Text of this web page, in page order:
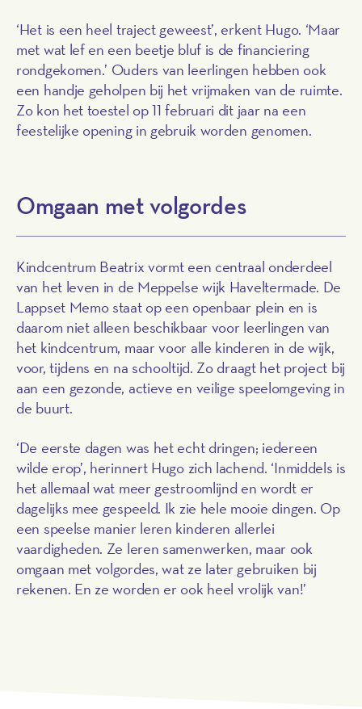
‘Het is een heel traject geweest’, erkent Hugo. ‘Maar
met wat lef en een beetje bluf is de financiering
rondgekomen.’ Ouders van leerlingen hebben ook
een handje geholpen bij het vrijmaken van de ruimte.
Zo kon het toestel op 11 februari dit jaar na een
feestelijke opening in gebruik worden genomen.
Omgaan met volgordes
Kindcentrum Beatrix vormt een centraal onderdeel
van het leven in de Meppelse wijk Haveltermade. De
Lappset Memo staat op een openbaar plein en is
daarom niet alleen beschikbaar voor leerlingen van
het kindcentrum, maar voor alle kinderen in de wijk,
voor, tijdens en na schooltijd. Zo draagt het project bij
aan een gezonde, actieve en veilige speelomgeving in
de buurt.
‘De eerste dagen was het echt dringen; iedereen
wilde erop’, herinnert Hugo zich lachend. ‘Inmiddels is
het allemaal wat meer gestroomlijnd en wordt er
dagelijks mee gespeeld. Ik zie hele mooie dingen. Op
een speelse manier leren kinderen allerlei
vaardigheden. Ze leren samenwerken, maar ook
omgaan met volgordes, wat ze later gebruiken bij
rekenen. En ze worden er ook heel vrolijk van!’